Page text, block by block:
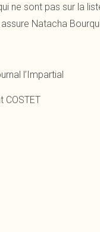
ne sont pas sur la
Natacha
l’Impartial
COSTET